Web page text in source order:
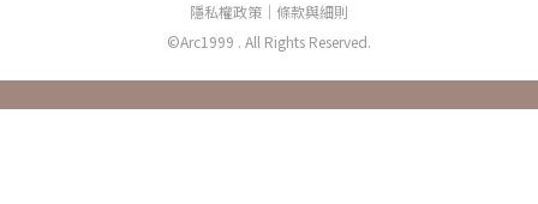
隱私權政策 ｜ 條款與細則
©Arc1999 . All Rights Reserved.